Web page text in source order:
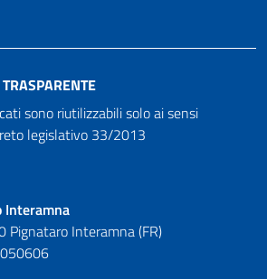
sono riutilizzabili solo ai sensi
legislativo 33/2013
Interamna
Pignataro Interamna (FR)